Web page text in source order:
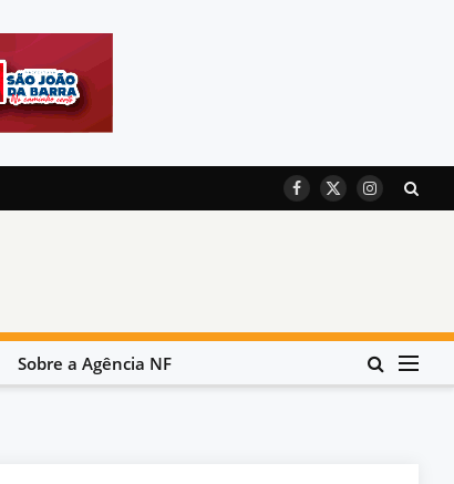
Facebook
X
Instagram
Sobre a Agência NF